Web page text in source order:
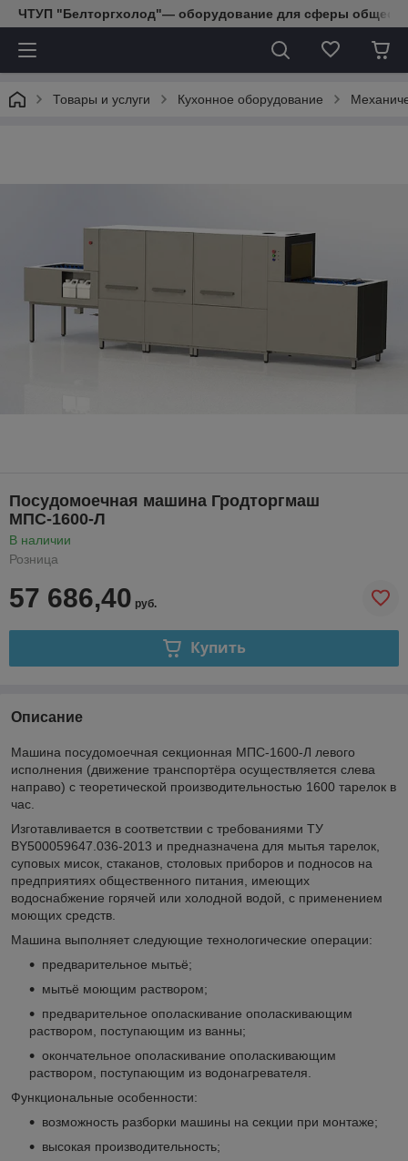
ЧТУП "Белторгхолод"— оборудование для сферы
Товары и услуги Кухонное оборудование
Посудомоечная машина Гродторгмаш
МПС-1600-Л
В наличии
Розница
57 686,40 руб.
Купить
Описание
Машина посудомоечная секционная МПС-1600-Л левого
исполнения (движение транспортёра осуществляется слева
направо) с теоретической производительностью 1600 тарелок в
час.
Изготавливается в соответствии с требованиями ТУ
BY500059647.036-2013 и предназначена для мытья тарелок,
суповых мисок, стаканов, столовых приборов и подносов на
предприятиях общественного питания, имеющих
водоснабжение горячей или холодной водой, с применением
моющих средств.
Машина выполняет следующие технологические операции:
предварительное мытьё;
мытьё моющим раствором;
предварительное ополаскивание ополаскивающим
раствором, поступающим из ванны;
окончательное ополаскивание ополаскивающим
раствором, поступающим из водонагревателя.
Функциональные особенности:
возможность разборки машины на секции при монтаже;
высокая производительность;